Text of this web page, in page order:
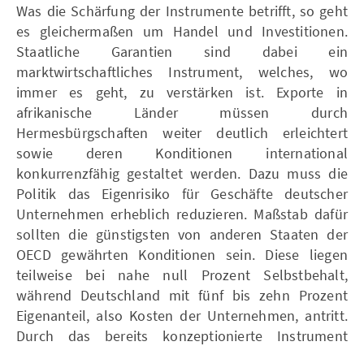
Was die Schärfung der Instrumente betrifft, so geht
es gleichermaßen um Handel und Investitionen.
Staatliche Garantien sind dabei ein
marktwirtschaftliches Instrument, welches, wo
immer es geht, zu verstärken ist. Exporte in
afrikanische Länder müssen durch
Hermesbürgschaften weiter deutlich erleichtert
sowie deren Konditionen international
konkurrenzfähig gestaltet werden. Dazu muss die
Politik das Eigenrisiko für Geschäfte deutscher
Unternehmen erheblich reduzieren. Maßstab dafür
sollten die günstigsten von anderen Staaten der
OECD gewährten Konditionen sein. Diese liegen
teilweise bei nahe null Prozent Selbstbehalt,
während Deutschland mit fünf bis zehn Prozent
Eigenanteil, also Kosten der Unternehmen, antritt.
Durch das bereits konzeptioniert e Instrument